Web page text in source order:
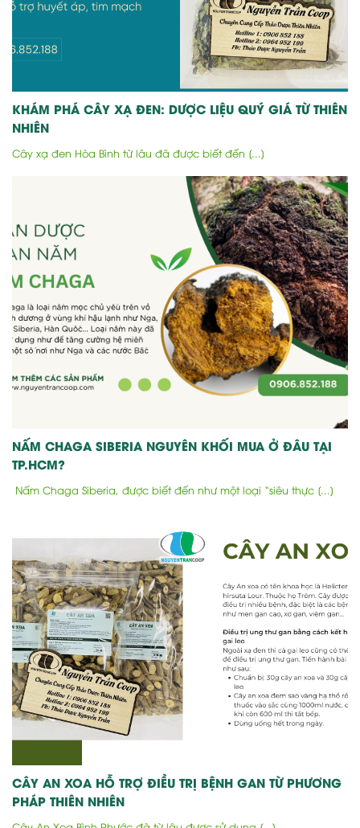
KHÁM PHÁ CÂY XẠ ĐEN: DƯỢC LIỆU QUÝ GIÁ TỪ THIÊN
NHIÊN
Cây xạ đen Hòa Bình từ lâu đã được biết đến [...]
NẤM CHAGA SIBERIA NGUYÊN KHỐI MUA Ở ĐÂU TẠI
TP.HCM?
Nấm Chaga Siberia, được biết đến như một loại “siêu thực [...]
CÂY AN XOA HỖ TRỢ ĐIỀU TRỊ BỆNH GAN TỪ PHƯƠNG
PHÁP THIÊN NHIÊN